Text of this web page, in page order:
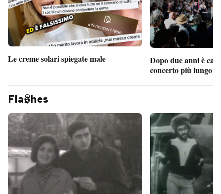
Le creme solari spiegate male
Dopo due anni è
concerto più lungo
Fla hes